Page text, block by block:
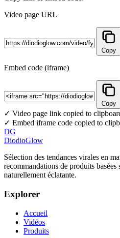
Video page URL
Copy
Embed code (iframe)
Copy
✓ Video page link copied to
✓ Embed iframe code copied to
DG
DiodioGlow
Sélection des tendances virales en
recommandations de produits
naturellement éclatante.
Explorer
Accueil
Vidéos
Produits